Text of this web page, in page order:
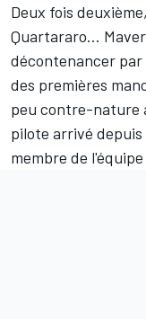
Deux fois
Quartararo…
décontenancer par
des premières
peu contre-nature
pilote arrivé depuis
membre de